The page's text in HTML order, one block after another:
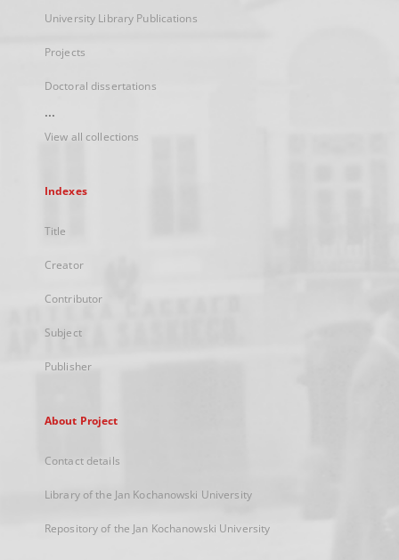
University Library Publications
Projects
Doctoral dissertations
...
View all collections
Indexes
Title
Creator
Contributor
Subject
Publisher
About Project
Contact details
Library of the Jan Kochanowski University
Repository of the Jan Kochanowski University